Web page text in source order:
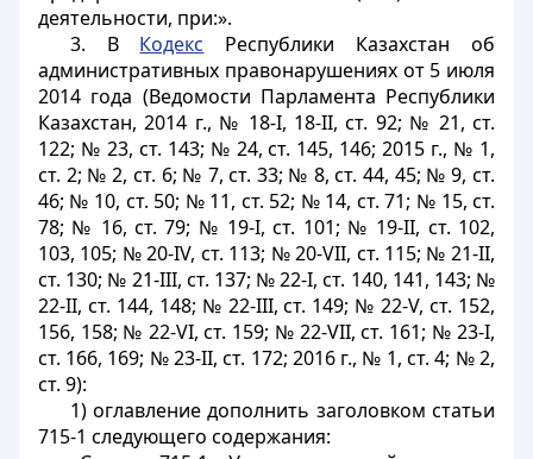
деятельности, при:».
3. В Кодекс Республики Казахстан об
административных правонарушениях от 5 июля
2014 года (Ведомости Парламента Республики
Казахстан, 2014 г., № 18-I, 18-II, ст. 92; № 21, ст.
122; № 23, ст. 143; № 24, ст. 145, 146; 2015 г., № 1,
ст. 2; № 2, ст. 6; № 7, ст. 33; № 8, ст. 44, 45; № 9, ст.
46; № 10, ст. 50; № 11, ст. 52; № 14, ст. 71; № 15, ст.
78; № 16, ст. 79; № 19-I, ст. 101; № 19-II, ст. 102,
103, 105; № 20-IV, ст. 113; № 20-VII, ст. 115; № 21-II,
ст. 130; № 21-III, ст. 137; № 22-I, ст. 140, 141, 143; №
22-II, ст. 144, 148; № 22-III, ст. 149; № 22-V, ст. 152,
156, 158; № 22-VI, ст. 159; № 22-VII, ст. 161; № 23-I,
ст. 166, 169; № 23-II, ст. 172; 2016 г., № 1, ст. 4; № 2,
ст. 9):
1) оглавление дополнить заголовком статьи
715-1 следующего содержания: